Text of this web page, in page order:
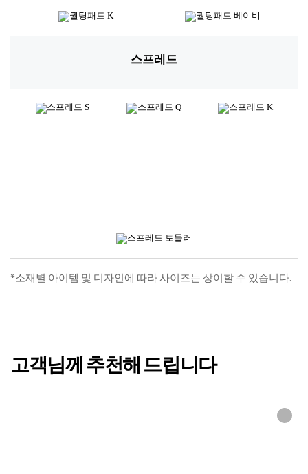
스프레드
*소재별 아이템 및 디자인에 따라 사이즈는 상이할 수 있습니다.
고객님께 추천해 드립니다